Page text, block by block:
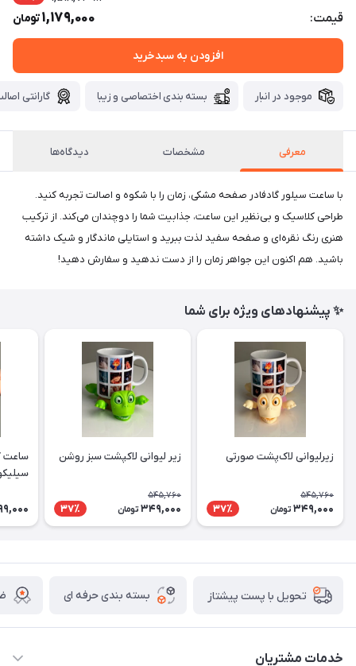
قیمت: 1,179,000تومان
افزودن به سبدخرید
موجود در انبار بسته بندی اختصاصی و زیبا گارانتی
معرفی مشخصات دیدگاه‌ها
با ساعت سیلور گادفادر صفحه مشکی، زمان را با شکوه و اصالت تجربه کنید.
طراحی کلاسیک و بی‌نظیر این ساعت، جذابیت شما را دوچندان می‌کند. از ترکیب
هنری رنگ نقره‌ای و صفحه سفید لذت ببرید و استایلی ماندگار و شیک داشته
باشید. هم اکنون این جواهر زمان را از دست ندهید و سفارش دهید!
✨ پیشنهادهای ویژه برای شما
زیرلیوانی لاک‌پشت صورتی
545,760
349,000 تومان 37٪
زیر لیوانی لاکپشت سبز روشن
545,760
349,000 تومان 37٪
ساعت
تحویل با پست پیشتاز بسته بندی حرفه ای
خدمات مشتریان